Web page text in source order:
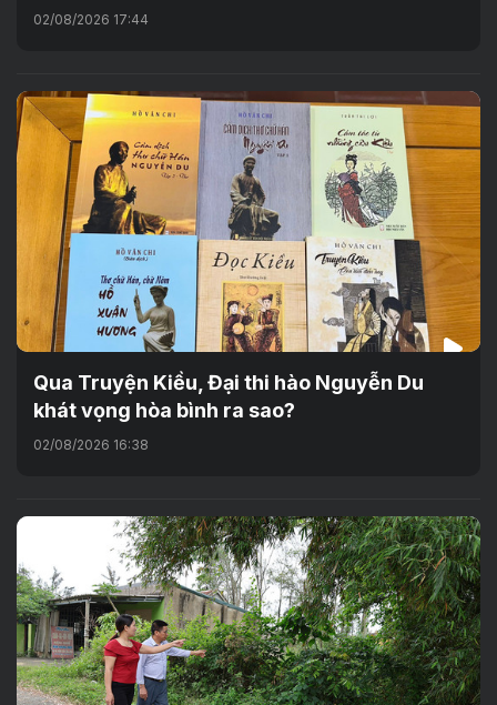
02/08/2026 17:44
Qua Truyện Kiều, Đại thi hào Nguyễn Du
khát vọng hòa bình ra sao?
02/08/2026 16:38